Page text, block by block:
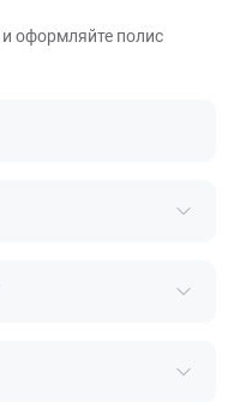
оформляйте полис